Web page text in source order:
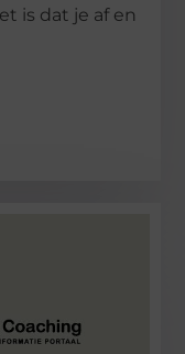
is dat je af en